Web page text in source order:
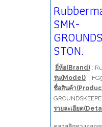
SMK-
STON.
ยี่ห้อ(Brand) :
รุ่น(Model) :
ชื่อสินค้า
รายละเอียด